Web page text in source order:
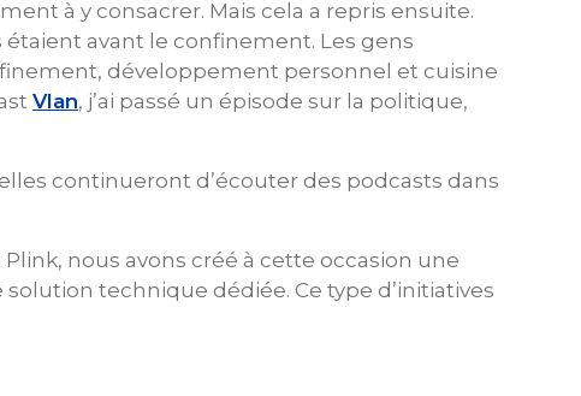
à y consacrer. Mais cela a repris ensuite.
avant le confinement. Les gens
développement personnel et cuisine
Vlan, j’ai passé un épisode sur la politique,
continueront d’écouter des podcasts dans
nous avons créé à cette occasion une
technique dédiée. Ce type d’initiatives